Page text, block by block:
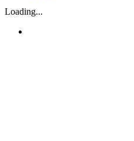
Loading...